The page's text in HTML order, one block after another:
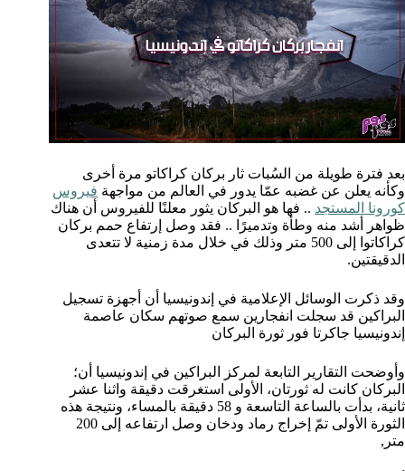
بعد فترة طويلة من السُبات ثار بركان كراكاتو مرة أخرى
وكأنه يعلن عن غضبه عمّا يدور في العالم من مواجهة فيروس
كورونا المستجد .. فها هو البركان يثور معلنًا للفيروس أن هناك
ظواهر أشد منه وطأة وتدميرًا .. فقد وصل إرتفاع حمم بركان
كراكاتوا إلى 500 متر وذلك في خلال مدة زمنية لا تتعدى
الدقيقتين.
وقد ذكرت الوسائل الإعلامية في إندونيسيا أن أجهزة تسجيل
البراكين قد سجلت انفجارين سمع صوتهم سكان عاصمة
إندونيسيا جاكرتا فور ثورة البركان
وأوضحت التقارير التابعة لمركز البراكين في إندونيسيا أن؛
البركان كانت له ثورتان، الأولى استغرقت دقيقة واثنا عشر
ثانية، بدأت بالساعة التاسعة و 58 دقيقة بالمساء، ونتيجة هذه
الثورة الأولى تمّ إخراج رماد ودخان وصل ارتفاعه إلى 200
متر,